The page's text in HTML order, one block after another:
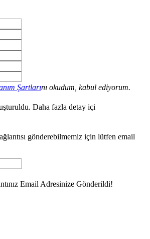
Şartlarını okudum, kabul ediyorum.
Daha fazla detay içi
gönderebilmemiz için lütfen email
Email Adresinize Gönderildi!